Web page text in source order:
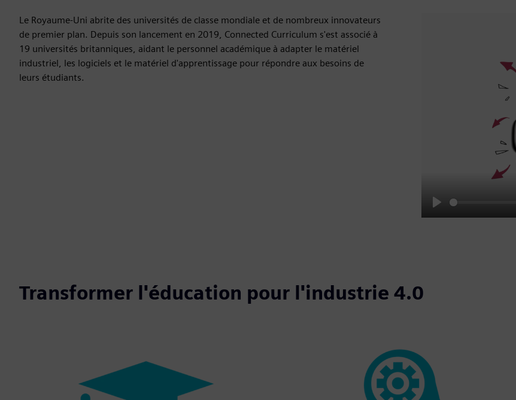
Le Royaume-Uni abrite des universités de classe mondiale et de nombreux innovateurs
de premier plan. Depuis son lancement en 2019, Connected Curriculum s'est associé à
19 universités britanniques, aidant le personnel académique à adapter le matériel
industriel, les logiciels et le matériel d'apprentissage pour répondre aux besoins de
leurs étudiants.
Play
Transformer l'éducation pour l'industrie 4.0